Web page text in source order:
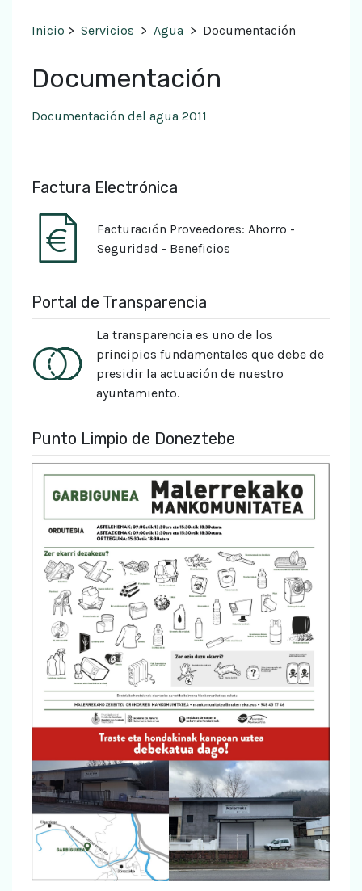
Inicio > Servicios > Agua > Documentación
Documentación
Documentación del agua 2011
Factura Electrónica
Facturación Proveedores: Ahorro -
Seguridad - Beneficios
Portal de Transparencia
La transparencia es uno de los
principios fundamentales que debe de
presidir la actuación de nuestro
ayuntamiento.
Punto Limpio de Doneztebe